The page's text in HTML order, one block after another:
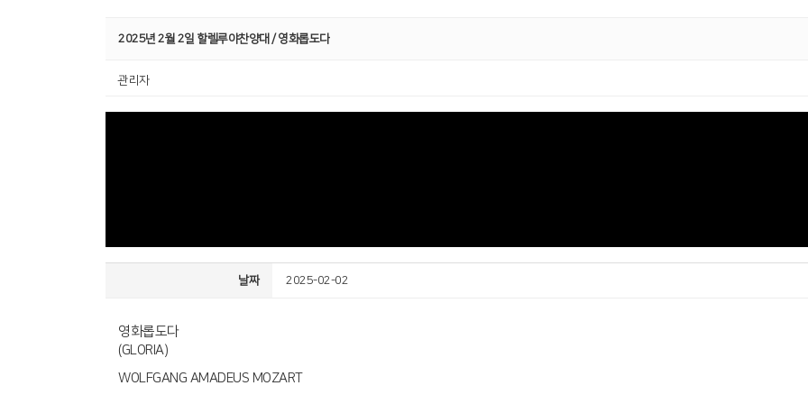
2025년 2월 2일 할렐루야찬양대 / 영화롭도다
관리자
날짜 2025-02-02
영화롭도다
(GLORIA)
WOLFGANG AMADEUS MOZART